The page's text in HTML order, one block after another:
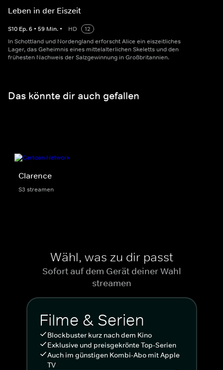
Leben in der Eiszeit
S10 Ep.6 • 59 Min. • HD
12
In Schottland und Nordengland erforscht Alice ein eiszeitliches
Lager, das Geheimnis eines mittelalterlichen Skeletts und den
frühesten Nachweis der Salzgewinnung in Großbritannien.
Das könnte dir auch gefallen
Clarence
S3 streamen
Wähl, was zu dir passt
Sofort auf dem Gerät deiner Wahl
streamen
Filme & Serien
Blockbuster kurz nach dem Kino
Exklusive und preisgekrönte Top-Serien
Auch im günstigen Kombi-Abo mit Apple
TV